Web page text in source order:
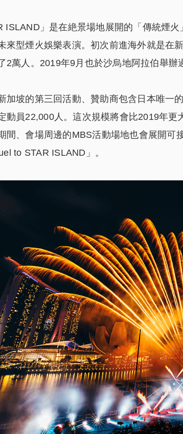
ISLAND」是在絶景場地展開的「傳統煙
來型煙火娛樂表演。初次前進海外就是在
2萬人。2019年9月也於沙烏地阿拉伯舉辦
加坡的第三回活動、贊助商包含日本唯一
動員22,000人。這次規模將會比2019年更
間、會場周邊的MBS活動場地也會展開
to STAR ISLAND」。